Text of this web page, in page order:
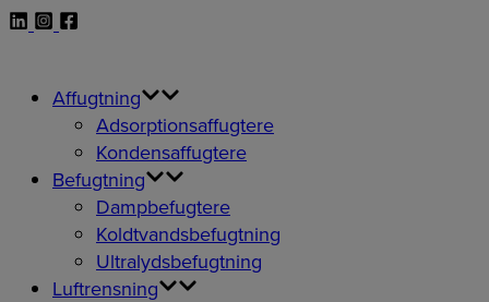
Affugtning
Adsorptionsaffugtere
Kondensaffugtere
Befugtning
Dampbefugtere
Koldtvandsbefugtning
Ultralydsbefugtning
Luftrensning